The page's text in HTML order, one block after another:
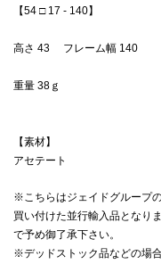
【54 □ 17 - 140】
高さ 43 フレーム幅 140
重量 38ｇ
【素材】
アセテート
※こちらはジェイドグループ
買い付けた並行輸入品となり
で予め御了承下さい。
※デッドストック品などの場